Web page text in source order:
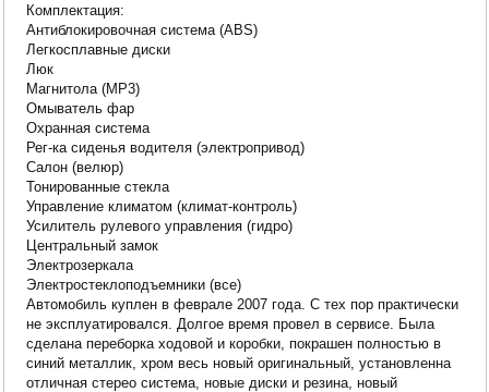
Комплектация:
Антиблокировочная система (ABS)
Легкосплавные диски
Люк
Магнитола (MP3)
Омыватель фар
Охранная система
Рег-ка сиденья водителя (электропривод)
Салон (велюр)
Тонированные стекла
Управление климатом (климат-контроль)
Усилитель рулевого управления (гидро)
Центральный замок
Электрозеркала
Электростеклоподъемники (все)
Автомобиль куплен в феврале 2007 года. С тех пор практически
не эксплуатировался. Долгое время провел в сервисе. Была
сделана переборка ходовой и коробки, покрашен полностью в
синий металлик, хром весь новый оригинальный, установленна
отличная стерео система, новые диски и резина, новый